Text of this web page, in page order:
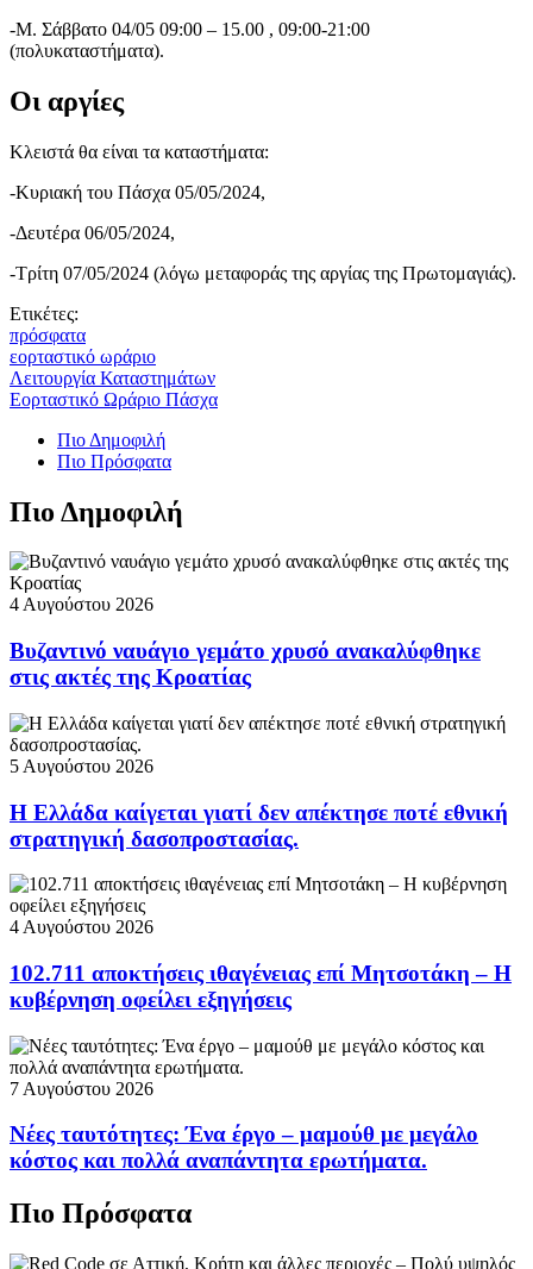
-Μ. Σάββατο 04/05 09:00 – 15.00 , 09:00-21:00
(πολυκαταστήματα).
Οι αργίες
Κλειστά θα είναι τα καταστήματα:
-Κυριακή του Πάσχα 05/05/2024,
-Δευτέρα 06/05/2024,
-Τρίτη 07/05/2024 (λόγω μεταφοράς της αργίας της Πρωτομαγιάς).
Ετικέτες:
πρόσφατα
εορταστικό ωράριο
Λειτουργία Καταστημάτων
Εορταστικό Ωράριο Πάσχα
Πιο Δημοφιλή
Πιο Πρόσφατα
Πιο Δημοφιλή
4 Αυγούστου 2026
Βυζαντινό ναυάγιο γεμάτο χρυσό ανακαλύφθηκε
στις ακτές της Κροατίας
5 Αυγούστου 2026
Η Ελλάδα καίγεται γιατί δεν απέκτησε ποτέ εθνική
στρατηγική δασοπροστασίας.
4 Αυγούστου 2026
102.711 αποκτήσεις ιθαγένειας επί Μητσοτάκη – Η
κυβέρνηση οφείλει εξηγήσεις
7 Αυγούστου 2026
Νέες ταυτότητες: Ένα έργο – μαμούθ με μεγάλο
κόστος και πολλά αναπάντητα ερωτήματα.
Πιο Πρόσφατα